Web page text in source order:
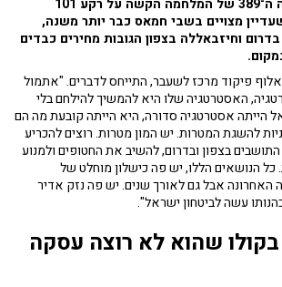
הבוקר (ג') נפתח יומה ה־389 של המלחמה הקשה על רקע 101
מצויים בשבי חמאס כבר יותר משנה,
וחיזבאללה בצפון הגובות מחירים כבדים
פיקוד מרכז לשעבר, התייחס לדברים. "אתמול
האסטרטגיה שלו היא להמשיך להילחם בלי
הייתה אסטרטגיה סדורה, היא הייתה קובעת מה הם
להשגת המטרות. יש המון מטרות. רוצים להכריע
בצפון ובדרום, להשיב את החטופים ולמנוע
כל הנושאים הללו, יש פה כישלון מוחלט של
אבל גם לאורך שנים. יש פה נזק אדיר
עשה לביטחון ישראל".
בקולו שהוא לא רוצה עסקה